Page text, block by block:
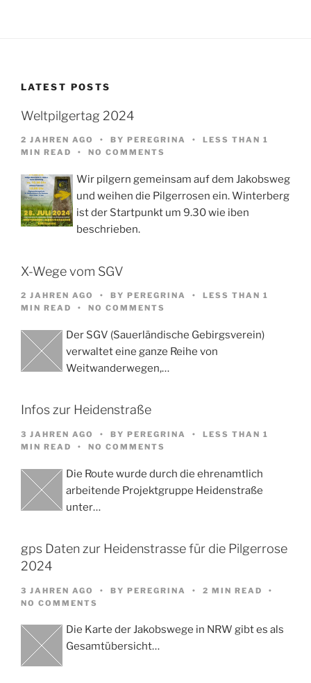
LATEST POSTS
Weltpilgertag 2024
2 JAHREN AGO BY PEREGRINA
LESS THAN 1
MIN READ
NO COMMENTS
Wir pilgern gemeinsam auf dem Jakobsweg
und weihen die Pilgerrosen ein. Winterberg
ist der Startpunkt um 9.30 wie iben
beschrieben.
X-Wege vom SGV
2 JAHREN AGO BY PEREGRINA
LESS THAN 1
MIN READ
NO COMMENTS
Der SGV (Sauerländische Gebirgsverein)
verwaltet eine ganze Reihe von
Weitwanderwegen,…
Infos zur Heidenstraße
3 JAHREN AGO BY PEREGRINA
LESS THAN 1
MIN READ
NO COMMENTS
Die Route wurde durch die ehrenamtlich
arbeitende Projektgruppe Heidenstraße
unter…
gps Daten zur Heidenstrasse für die Pilgerrose
2024
3 JAHREN AGO BY PEREGRINA
2 MIN READ
NO COMMENTS
Die Karte der Jakobswege in NRW gibt es als
Gesamtübersicht…